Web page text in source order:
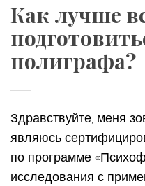
Как лучше
полиграфа?
Здравствуйте, меня
являюсь
по программе
исследования с